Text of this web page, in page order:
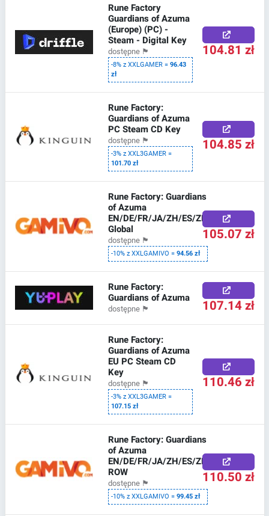
Rune Factory
Guardians of Azuma
(Europe) (PC) -
Steam - Digital Key
dostępne 🏴
-8% z XXLGAMER =96.43
zł
104.81 zł
Rune Factory:
Guardians of Azuma
PC Steam CD Key
dostępne 🏴
-3% z XXL3GAMER =
101.70 zł
104.85 zł
Rune Factory: Guardians
of Azuma
EN/DE/FR/JA/ZH/ES/ZH
Global
dostępne 🏴
-10% z XXLGAMIVO =94.56 zł
105.07 zł
Rune Factory:
Guardians of Azuma
dostępne 🏴 107.14 zł
Rune Factory:
Guardians of Azuma
EU PC Steam CD
Key
dostępne 🏴
-3% z XXL3GAMER =
107.15 zł
110.46 zł
Rune Factory: Guardians
of Azuma
EN/DE/FR/JA/ZH/ES/ZH
ROW
dostępne 🏴
-10% z XXLGAMIVO =99.45 zł
110.50 zł